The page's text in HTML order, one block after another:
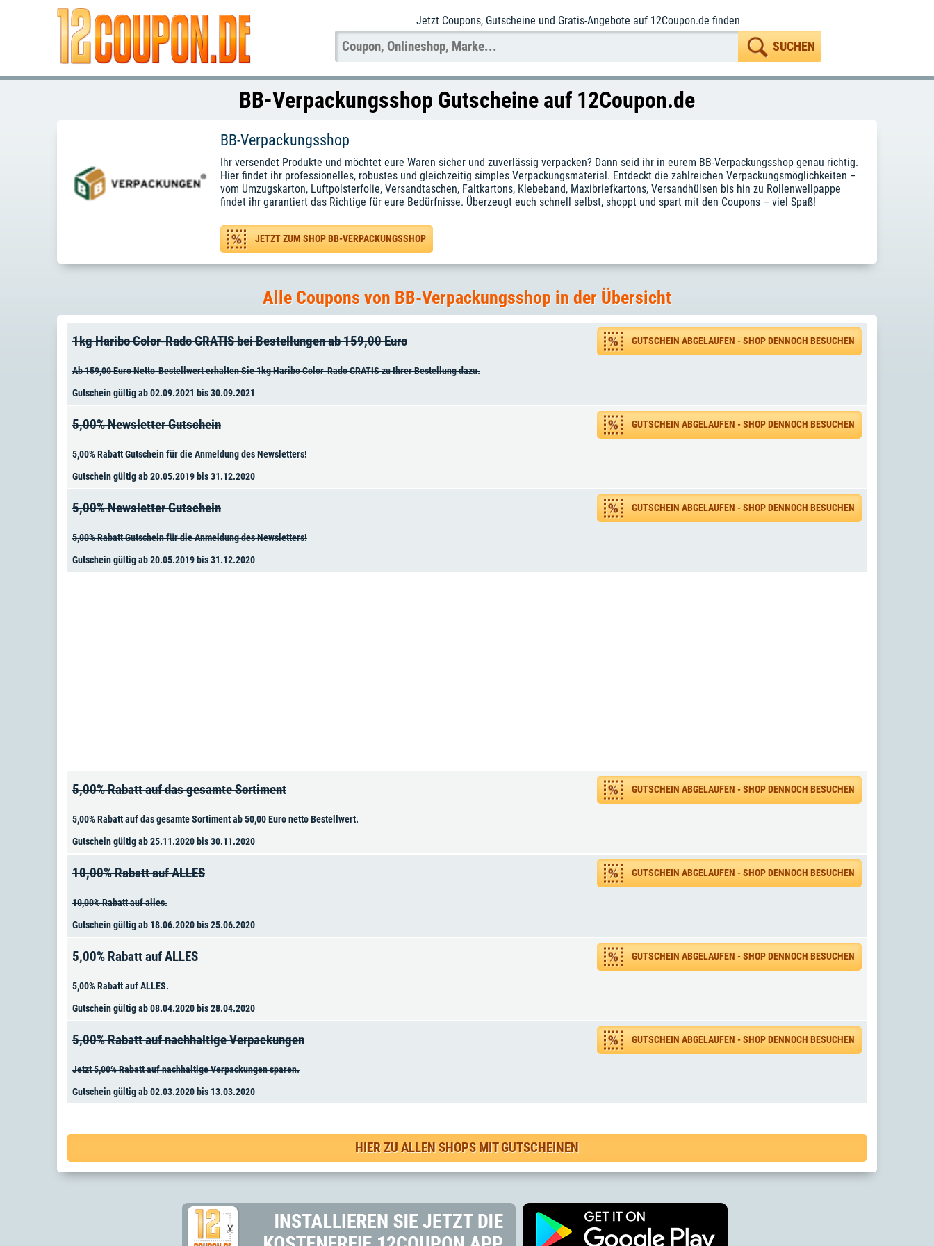
Jetzt Coupons, Gutscheine und Gratis-Angebote auf 12Coupon.de finden
BB-Verpackungsshop Gutscheine auf 12Coupon.de
BB-Verpackungsshop
Ihr versendet Produkte und möchtet eure Waren sicher und zuverlässig verpacken? Dann seid ihr in eurem BB-Verpackungsshop genau richtig.
Hier findet ihr professionelles, robustes und gleichzeitig simples Verpackungsmaterial. Entdeckt die zahlreichen Verpackungsmöglichkeiten –
vom Umzugskarton, Luftpolsterfolie, Versandtaschen, Faltkartons, Klebeband, Maxibriefkartons, Versandhülsen bis hin zu Rollenwellpappe
findet ihr garantiert das Richtige für eure Bedürfnisse. Überzeugt euch schnell selbst, shoppt und spart mit den Coupons – viel Spaß!
JETZT ZUM SHOP BB-VERPACKUNGSSHOP
Alle Coupons von BB-Verpackungsshop in der Übersicht
1kg Haribo Color-Rado GRATIS bei Bestellungen ab 159,00 Euro GUTSCHEIN ABGELAUFEN - SHOP DENNOCH BESUCHEN
Ab 159,00 Euro Netto-Bestellwert erhalten Sie 1kg Haribo Color-Rado GRATIS zu Ihrer Bestellung dazu.
Gutschein gültig ab 02.09.2021 bis 30.09.2021
5,00% Newsletter Gutschein GUTSCHEIN ABGELAUFEN - SHOP DENNOCH BESUCHEN
5,00% Rabatt Gutschein für die Anmeldung des Newsletters!
Gutschein gültig ab 20.05.2019 bis 31.12.2020
5,00% Newsletter Gutschein GUTSCHEIN ABGELAUFEN - SHOP DENNOCH BESUCHEN
5,00% Rabatt Gutschein für die Anmeldung des Newsletters!
Gutschein gültig ab 20.05.2019 bis 31.12.2020
5,00% Rabatt auf das gesamte Sortiment GUTSCHEIN ABGELAUFEN - SHOP DENNOCH BESUCHEN
5,00% Rabatt auf das gesamte Sortiment ab 50,00 Euro netto Bestellwert.
Gutschein gültig ab 25.11.2020 bis 30.11.2020
10,00% Rabatt auf ALLES GUTSCHEIN ABGELAUFEN - SHOP DENNOCH BESUCHEN
10,00% Rabatt auf alles.
Gutschein gültig ab 18.06.2020 bis 25.06.2020
5,00% Rabatt auf ALLES GUTSCHEIN ABGELAUFEN - SHOP DENNOCH BESUCHEN
5,00% Rabatt auf ALLES.
Gutschein gültig ab 08.04.2020 bis 28.04.2020
5,00% Rabatt auf nachhaltige Verpackungen GUTSCHEIN ABGELAUFEN - SHOP DENNOCH BESUCHEN
Jetzt 5,00% Rabatt auf nachhaltige Verpackungen sparen.
Gutschein gültig ab 02.03.2020 bis 13.03.2020
HIER ZU ALLEN SHOPS MIT GUTSCHEINEN